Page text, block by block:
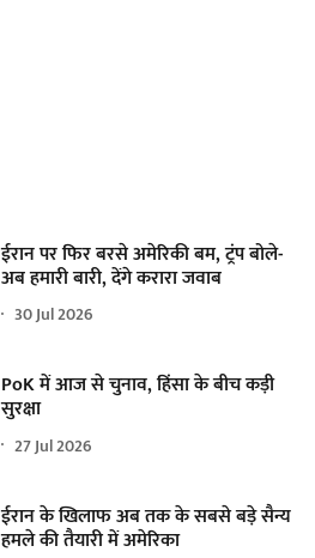
ईरान पर फिर बरसे अमेरिकी बम, ट्रंप बोले-
अब हमारी बारी, देंगे करारा जवाब
30 Jul 2026
PoK में आज से चुनाव, हिंसा के बीच कड़ी
सुरक्षा
27 Jul 2026
ईरान के खिलाफ अब तक के सबसे बड़े सैन्य
हमले की तैयारी में अमेरिका